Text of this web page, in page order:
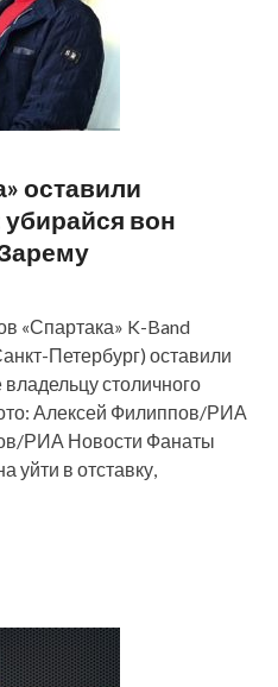
оставили
вон
«Спартака» K-Band
Петербург) оставили
столичного
Алексей Филиппов/РИА
РИА Новости Фанаты
уйти в отставку,